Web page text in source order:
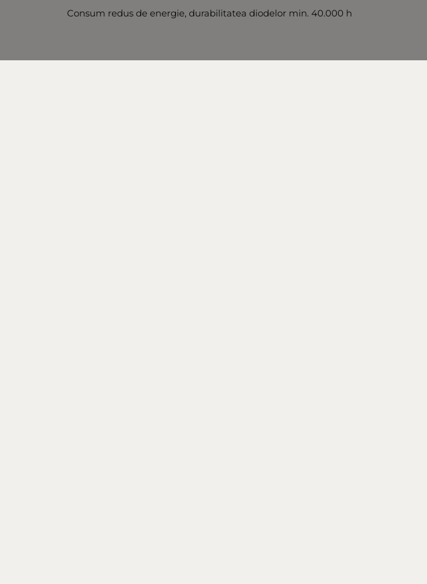
Consum redus de energie, durabilitatea diodelor min. 40.000 h